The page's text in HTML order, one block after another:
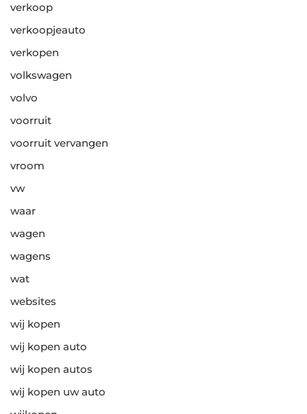
verkoop
verkoopjeauto
verkopen
volkswagen
volvo
voorruit
voorruit vervangen
vroom
vw
waar
wagen
wagens
wat
websites
wij kopen
wij kopen auto
wij kopen autos
wij kopen uw auto